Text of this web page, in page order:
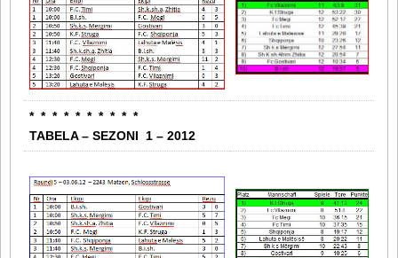
* * * * * * * * * *
TABELA – SEZONI 1 – 2012